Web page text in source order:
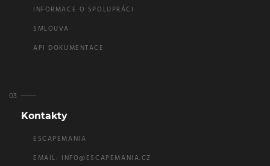
INFORMACE O SPOLUPRÁCI
SMLOUVA
API DOKUMENTACE
Kontakty
ESCAPEMANIA
EMAIL: INFO@ESCAPEMANIA.CZ